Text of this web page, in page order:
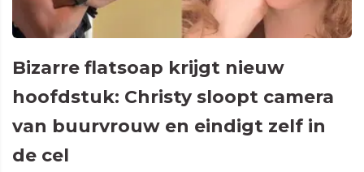
Bizarre flatsoap krijgt nieuw
hoofdstuk: Christy sloopt camera
van buurvrouw en eindigt zelf in
de cel